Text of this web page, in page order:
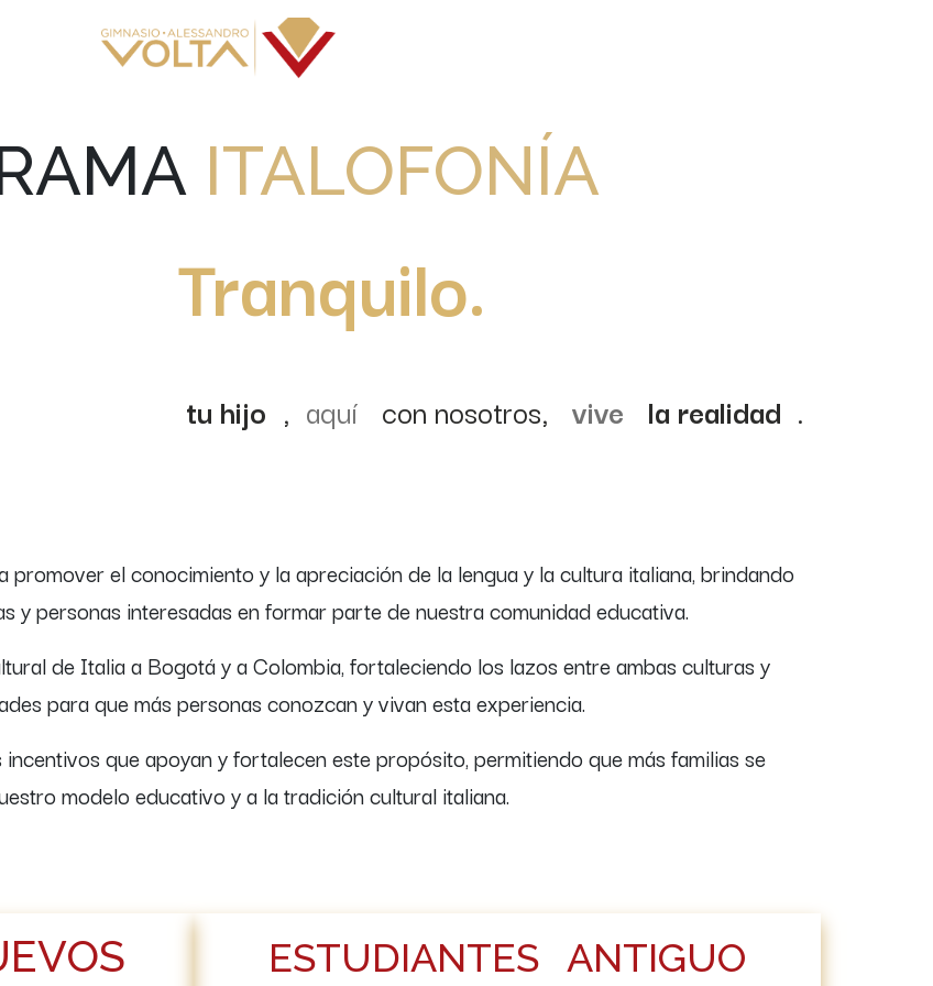
ITALOFONÍA
tu hijo , aquí con nosotros, vive la realidad .
el conocimiento y la apreciación de la lengua y la cultura italiana, brindando
y personas interesadas en formar parte de nuestra comunidad educativa.
de Italia a Bogotá y a Colombia, fortaleciendo los lazos entre ambas culturas y
para que más personas conozcan y vivan esta experiencia.
que apoyan y fortalecen este propósito, permitiendo que más familias se
modelo educativo y a la tradición cultural italiana.​
ESTUDIANTES ANTIGUO